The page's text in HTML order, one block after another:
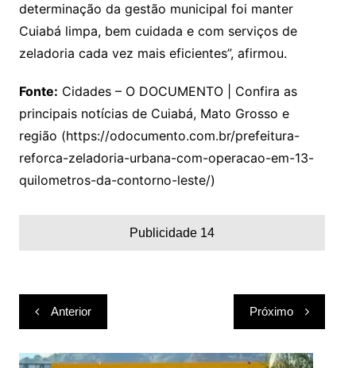
determinação da gestão municipal foi manter
Cuiabá limpa, bem cuidada e com serviços de
zeladoria cada vez mais eficientes”, afirmou.
Fonte: Cidades – O DOCUMENTO | Confira as
principais notícias de Cuiabá, Mato Grosso e
região (https://odocumento.com.br/prefeitura-
reforca-zeladoria-urbana-com-operacao-em-13-
quilometros-da-contorno-leste/)
Publicidade 14
Navegação
de
Post
Anterior Próximo